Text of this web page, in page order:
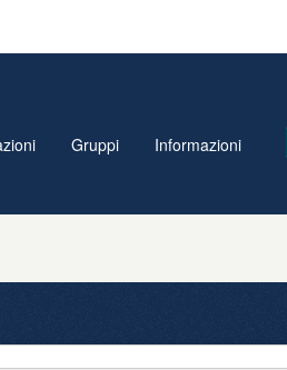
Gruppi Informazioni